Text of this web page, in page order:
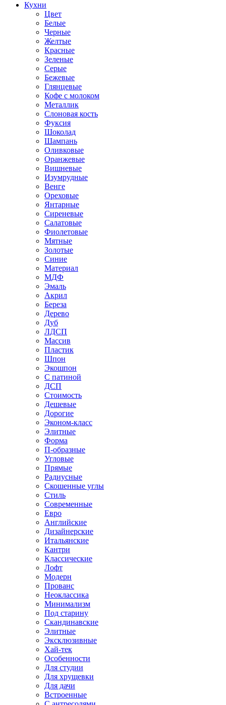
Кухни
Цвет
Белые
Черные
Желтые
Красные
Зеленые
Серые
Бежевые
Глянцевые
Кофе с молоком
Металлик
Слоновая кость
Фуксия
Шоколад
Шампань
Оливковые
Оранжевые
Вишневые
Изумрудные
Венге
Ореховые
Янтарные
Сиреневые
Салатовые
Фиолетовые
Мятные
Золотые
Синие
Материал
МДФ
Эмаль
Акрил
Береза
Дерево
Дуб
ЛДСП
Массив
Пластик
Шпон
Экошпон
С патиной
ДСП
Стоимость
Дешевые
Дорогие
Эконом-класс
Элитные
Форма
П-образные
Угловые
Прямые
Радиусные
Скошенные углы
Стиль
Современные
Евро
Английские
Дизайнерские
Итальянские
Кантри
Классические
Лофт
Модерн
Прованс
Неоклассика
Минимализм
Под старину
Скандинавские
Элитные
Эксклюзивные
Хай-тек
Особенности
Для студии
Для хрущевки
Для дачи
Встроенные